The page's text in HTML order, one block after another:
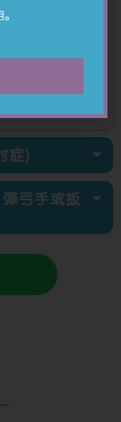
評估，檢查及
負擔過重
症)
弓手或扳
。